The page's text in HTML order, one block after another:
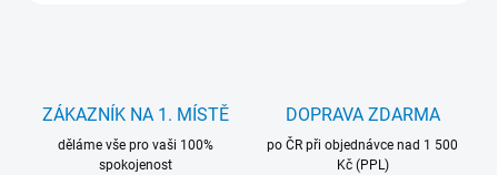
ZÁKAZNÍK NA 1. MÍSTĚ
děláme vše pro vaši 100%
spokojenost
DOPRAVA ZDARMA
po ČR při objednávce nad 1 500
Kč (PPL)